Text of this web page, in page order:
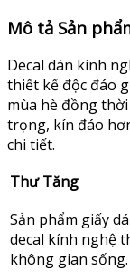
Mô tả Sản
Decal dán kính
thiết kế độc đáo
mùa hè đồng
trọng, kín đáo
chi tiết.
Thư Tăng
Sản phẩm giấy
decal kính nghệ
không gian